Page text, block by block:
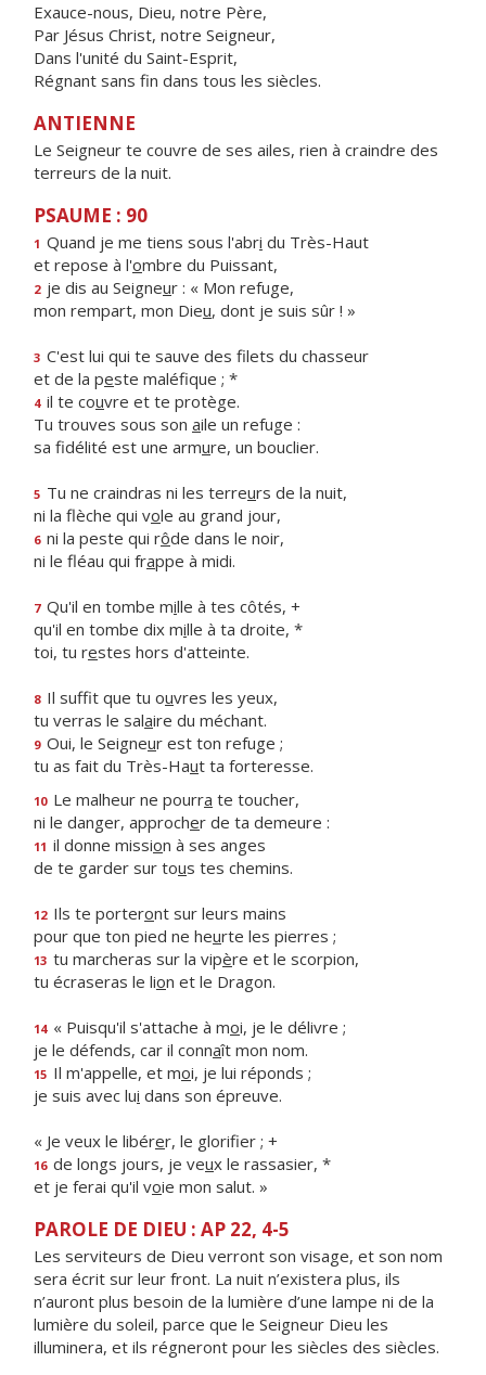
Exauce-nous, Dieu, notre Père,
Par Jésus Christ, notre Seigneur,
Dans l'unité du Saint-Esprit,
Régnant sans fin dans tous les siècles.
ANTIENNE
Le Seigneur te couvre de ses ailes, rien à craindre des
terreurs de la nuit.
PSAUME : 90
1 Quand je me tiens sous l'abri du Très-Haut
et repose à l'ombre du Puissant,
2 je dis au Seigneur : « Mon refuge,
mon rempart, mon Dieu, dont je suis sûr ! »
3 C'est lui qui te sauve des filets du chasseur
et de la peste maléfique ; *
4 il te couvre et te protège.
Tu trouves sous son aile un refuge :
sa fidélité est une armure, un bouclier.
5 Tu ne craindras ni les terreurs de la nuit,
ni la flèche qui vole au grand jour,
6 ni la peste qui rôde dans le noir,
ni le fléau qui frappe à midi.
7 Qu'il en tombe mille à tes côtés, +
qu'il en tombe dix mille à ta droite, *
toi, tu restes hors d'atteinte.
8 Il suffit que tu ouvres les yeux,
tu verras le salaire du méchant.
9 Oui, le Seigneur est ton refuge ;
tu as fait du Très-Haut ta forteresse.
10 Le malheur ne pourra te toucher,
ni le danger, approcher de ta demeure :
11 il donne mission à ses anges
de te garder sur tous tes chemins.
12 Ils te porteront sur leurs mains
pour que ton pied ne heurte les pierres ;
13 tu marcheras sur la vipère et le scorpion,
tu écraseras le lion et le Dragon.
14 « Puisqu'il s'attache à moi, je le délivre ;
je le défends, car il connaît mon nom.
15 Il m'appelle, et moi, je lui réponds ;
je suis avec lui dans son épreuve.
« Je veux le libérer, le glorifier ; +
16 de longs jours, je veux le rassasier, *
et je ferai qu'il voie mon salut. »
PAROLE DE DIEU : AP 22, 4-5
Les serviteurs de Dieu verront son visage, et son nom
sera écrit sur leur front. La nuit n’existera plus, ils
n’auront plus besoin de la lumière d’une lampe ni de la
lumière du soleil, parce que le Seigneur Dieu les
illuminera, et ils régneront pour les siècles des siècles.